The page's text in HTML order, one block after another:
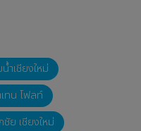
ำเชียงใหม่
เทน โฟลท์
ย เชียงใหม่